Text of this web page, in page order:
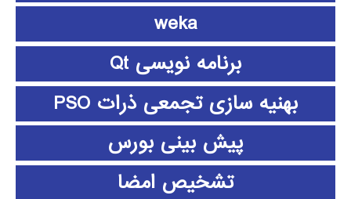
weka
برنامه نویسی Qt
بهنیه سازی تجمعی ذرات PSO
پیش بینی بورس
تشخیص امضا